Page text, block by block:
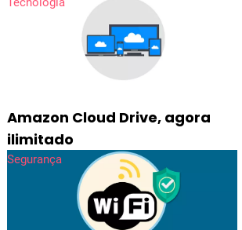
Amazon Cloud Drive, agora
ilimitado
Segurança